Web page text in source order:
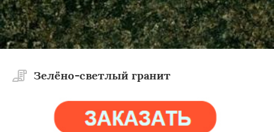
Зелёно-светлый гранит